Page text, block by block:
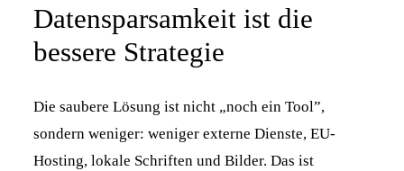
Datensparsamkeit ist die
bessere Strategie
Die saubere Lösung ist nicht „noch ein Tool”,
sondern weniger: weniger externe Dienste, EU-
Hosting, lokale Schriften und Bilder. Das ist